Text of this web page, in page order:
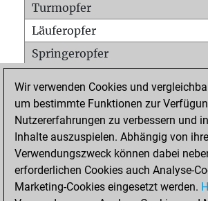
Turmopfer
Läuferopfer
Springeropfer
Matt auf vollem Brett
Bauer setzt Matt
Erstickte Matts
Unterverwandlungen
Türme auf der siebten
Wir verwenden Cookies und
um bestimmte Funktionen zur
Nutzererfahrungen zu verbessern und
Inhalte auszuspielen. Abhängig von
Verwendungszweck können dabei
erforderlichen Cookies auch Analyse-
Marketing-Cookies eingesetzt werden.